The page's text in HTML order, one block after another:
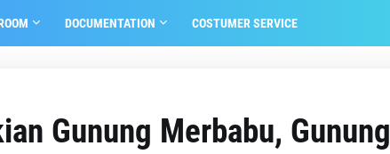
DOCUMENTATION COSTUMER SERVICE
Gunung Merbabu, Gunung